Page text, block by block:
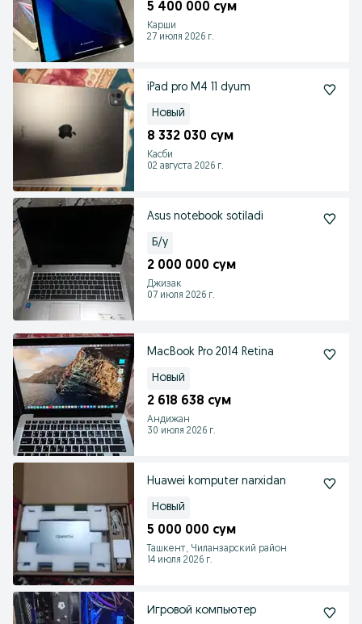
5 400 000 сум
Карши
27 июля 2026 г.
iPad pro M4 11 dyum
Новый
8 332 030 сум
Касби
02 августа 2026 г.
Asus notebook sotiladi
Б/у
2 000 000 сум
Джизак
07 июля 2026 г.
MacBook Pro 2014 Retina
Новый
2 618 638 сум
Андижан
30 июля 2026 г.
Huawei komputer narxidan
Новый
5 000 000 сум
Ташкент, Чиланзарский район
14 июля 2026 г.
Игровой компьютер